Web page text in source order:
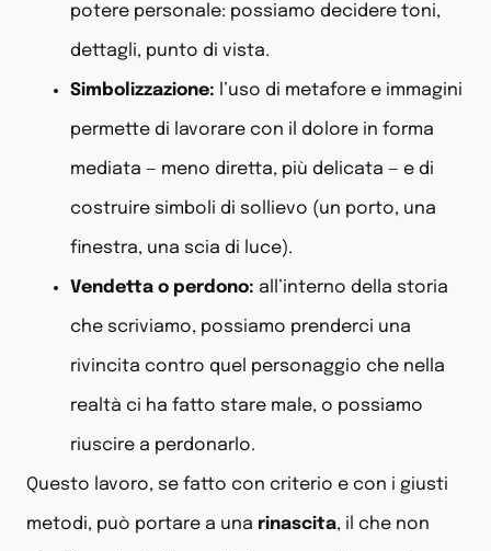
potere personale: possiamo decidere toni,
dettagli, punto di vista.
Simbolizzazione: l’uso di metafore e immagini
permette di lavorare con il dolore in forma
mediata — meno diretta, più delicata — e di
costruire simboli di sollievo (un porto, una
finestra, una scia di luce).
Vendetta o perdono: all’interno della storia
che scriviamo, possiamo prenderci una
rivincita contro quel personaggio che nella
realtà ci ha fatto stare male, o possiamo
riuscire a perdonarlo.
Questo lavoro, se fatto con criterio e con i giusti
metodi, può portare a una rinascita, il che non